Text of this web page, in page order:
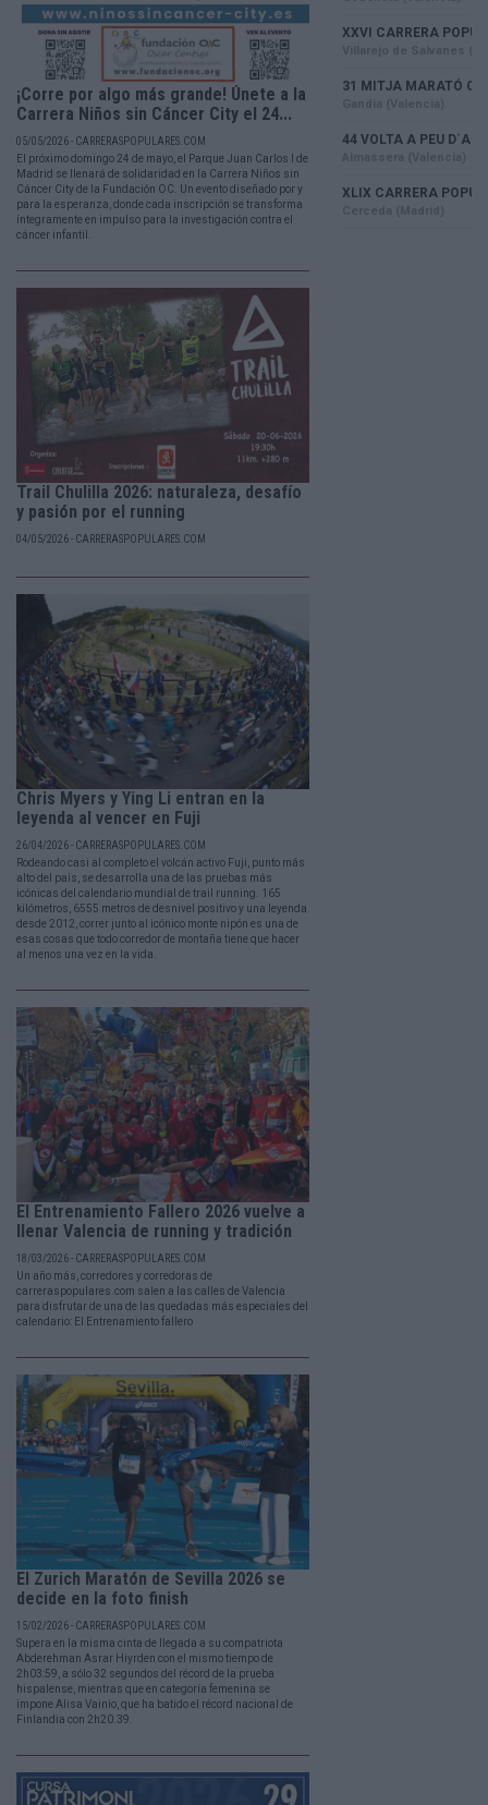
¡Corre por algo más grande! Únete a la
Carrera Niños sin Cáncer City el 24...
05/05/2026 - CARRERASPOPULARES.COM
El próximo domingo 24 de mayo, el Parque Juan Carlos I de
Madrid se llenará de solidaridad en la Carrera Niños sin
Cáncer City de la Fundación OC. Un evento diseñado por y
para la esperanza, donde cada inscripción se transforma
íntegramente en impulso para la investigación contra el
cáncer infantil.
Trail Chulilla 2026: naturaleza, desafío
y pasión por el running
04/05/2026 - CARRERASPOPULARES.COM
Chris Myers y Ying Li entran en la
leyenda al vencer en Fuji
26/04/2026 - CARRERASPOPULARES.COM
Rodeando casi al completo el volcán activo Fuji, punto más
alto del país, se desarrolla una de las pruebas más
icónicas del calendario mundial de trail running. 165
kilómetros, 6555 metros de desnivel positivo y una leyenda
desde 2012, correr junto al icónico monte nipón es una de
esas cosas que todo corredor de montaña tiene que hacer
al menos una vez en la vida.
El Entrenamiento Fallero 2026 vuelve a
llenar Valencia de running y tradición
18/03/2026 - CARRERASPOPULARES.COM
Un año más, corredores y corredoras de
carreraspopulares.com salen a las calles de Valencia
para disfrutar de una de las quedadas más especiales del
calendario: El Entrenamiento fallero
El Zurich Maratón de Sevilla 2026 se
decide en la foto finish
15/02/2026 - CARRERASPOPULARES.COM
Supera en la misma cinta de llegada a su compatriota
Abderehman Asrar Hiyrden con el mismo tiempo de
2h03:59, a sólo 32 segundos del récord de la prueba
hispalense, mientras que en categoría femenina se
impone Alisa Vainio, que ha batido el récord nacional de
Finlandia con 2h20.39.